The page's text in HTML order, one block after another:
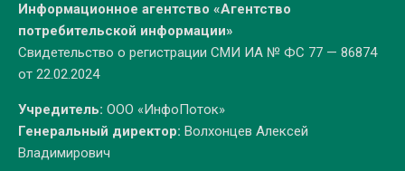
Информационное агентство «Агентство
потребительской информации»
Свидетельство о регистрации СМИ ИА № ФС 77 — 86874
от 22.02.2024
Учредитель: ООО «ИнфоПоток»
Генеральный директор: Волхонцев Алексей
Владимирович